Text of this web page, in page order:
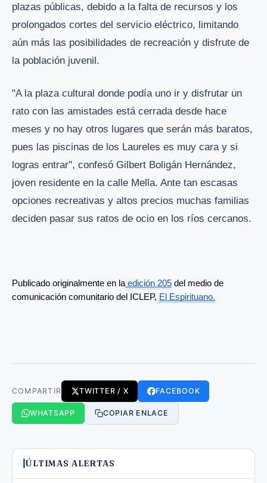
plazas públicas, debido a la falta de recursos y los
prolongados cortes del servicio eléctrico, limitando
aún más las posibilidades de recreación y disfrute de
la población juvenil.
"A la plaza cultural donde podía uno ir y disfrutar un
rato con las amistades está cerrada desde hace
meses y no hay otros lugares que serán más baratos,
pues las piscinas de los Laureles es muy cara y si
logras entrar", confesó Gilbert Boligán Hernández,
joven residente en la calle Mella. Ante tan escasas
opciones recreativas y altos precios muchas familias
deciden pasar sus ratos de ocio en los ríos cercanos.
Publicado originalmente en la edición 205 del medio de
comunicación comunitario del ICLEP, El Espirituano.
COMPARTIR TWITTER / X FACEBOOK
WHATSAPP COPIAR ENLACE
ÚLTIMAS ALERTAS